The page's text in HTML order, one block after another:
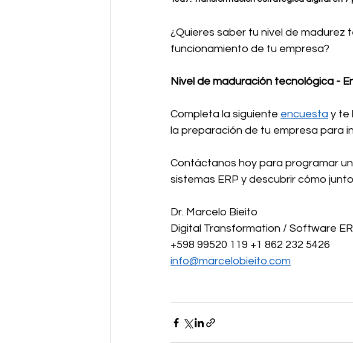
¿Quieres saber tu nivel de madurez
funcionamiento de tu empresa?
Nivel de maduración tecnológica -
Completa la siguiente encuesta y te
la preparación de tu empresa para
Contáctanos hoy para programar
sistemas ERP y descubrir cómo
Dr. Marcelo Bieito
Digital Transformation / Software
+598 99520 119 +1 862 232 5426
info@marcelobieito.com